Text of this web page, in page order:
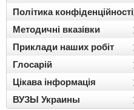
Політика конфіденційності
Методичні вказівки
Приклади наших робіт
Глосарій
Цікава інформація
ВУЗЫ Украины